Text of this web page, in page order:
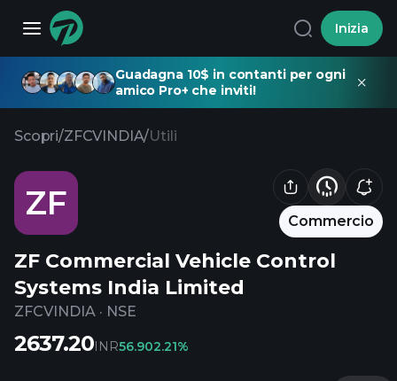
Inizia
Guadagna 10$ in contanti per ogni
amico Pro+ che inviti!
Scopri/ZFCVINDIA/Utili
ZF Commercio
ZF Commercial Vehicle Control
Systems India Limited
ZFCVINDIA · NSE
2637.20INR56.902.21%